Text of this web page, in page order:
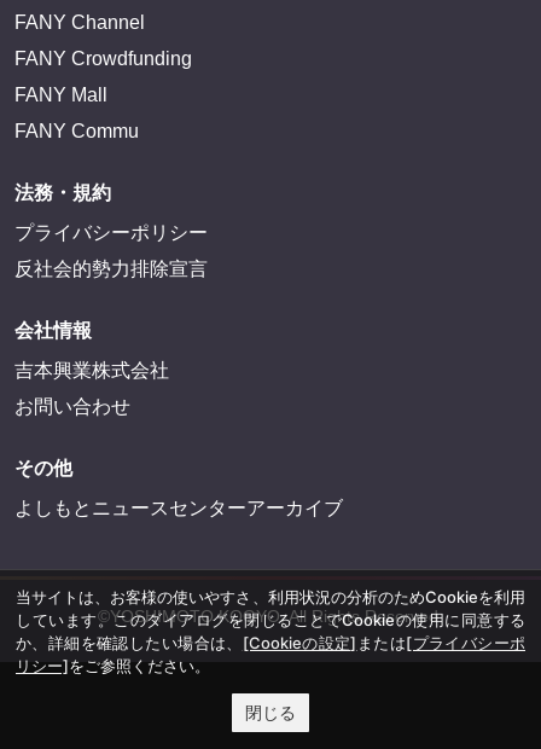
FANY Channel
FANY Crowdfunding
FANY Mall
FANY Commu
法務・規約
プライバシーポリシー
反社会的勢力排除宣言
会社情報
吉本興業株式会社
お問い合わせ
その他
よしもとニュースセンターアーカイブ
©YOSHIMOTO KOGYO, All Rights Reserved.
当サイトは、お客様の使いやすさ、利用状況の分析のためCookieを利用
しています。このダイアログを閉じることでCookieの使用に同意する
か、詳細を確認したい場合は、 [Cookieの設定] または[プライバシーポ
リシー]をご参照ください。
閉じる